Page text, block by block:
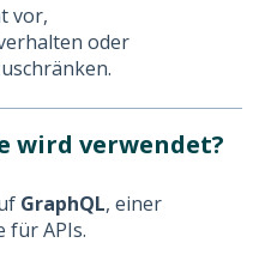
vor,
oder
wird verwendet?
GraphQL, einer
für APIs.